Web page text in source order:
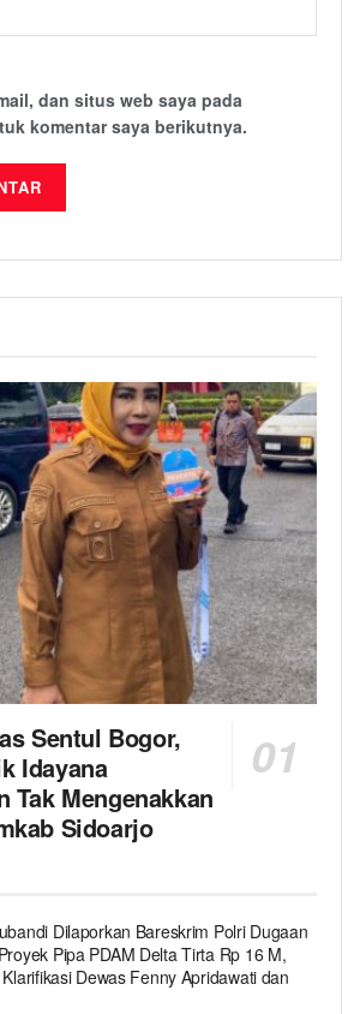
dan situs web saya pada
komentar saya berikutnya.
Sentul Bogor,
Idayana
Tak Mengenakkan
Sidoarjo
Dilaporkan Bareskrim Polri Dugaan
Pipa PDAM Delta Tirta Rp 16 M,
Dewas Fenny Apridawati dan